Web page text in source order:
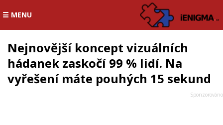
☰ MENU
Nejnovější koncept vizuálních
hádanek zaskočí 99 % lidí. Na
vyřešení máte pouhých 15 sekund